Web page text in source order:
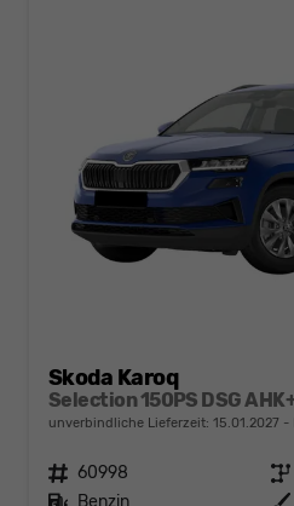
Skoda Karoq
unverbindliche Lieferzeit: 15.01.2027
Fahrzeugnr. 60998 Getriebe